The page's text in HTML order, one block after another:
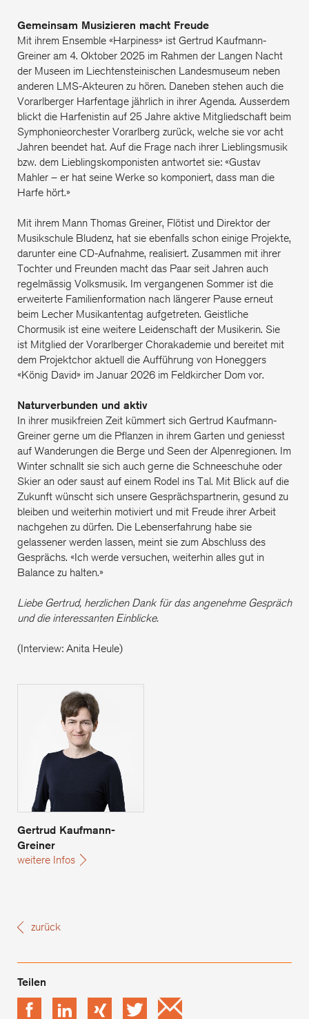
Gemeinsam Musizieren macht Freude
Mit ihrem Ensemble «Harpiness» ist Gertrud Kaufmann-
Greiner am 4. Oktober 2025 im Rahmen der Langen Nacht
der Museen im Liechtensteinischen Landesmuseum neben
anderen LMS-Akteuren zu hören. Daneben stehen auch die
Vorarlberger Harfentage jährlich in ihrer Agenda. Ausserdem
blickt die Harfenistin auf 25 Jahre aktive Mitgliedschaft beim
Symphonieorchester Vorarlberg zurück, welche sie vor acht
Jahren beendet hat. Auf die Frage nach ihrer Lieblingsmusik
bzw. dem Lieblingskomponisten antwortet sie: «Gustav
Mahler – er hat seine Werke so komponiert, dass man die
Harfe hört.»
Mit ihrem Mann Thomas Greiner, Flötist und Direktor der
Musikschule Bludenz, hat sie ebenfalls schon einige Projekte,
darunter eine CD-Aufnahme, realisiert. Zusammen mit ihrer
Tochter und Freunden macht das Paar seit Jahren auch
regelmässig Volksmusik. Im vergangenen Sommer ist die
erweiterte Familienformation nach längerer Pause erneut
beim Lecher Musikantentag aufgetreten. Geistliche
Chormusik ist eine weitere Leidenschaft der Musikerin. Sie
ist Mitglied der Vorarlberger Chorakademie und bereitet mit
dem Projektchor aktuell die Aufführung von Honeggers
«König David» im Januar 2026 im Feldkircher Dom vor.
Naturverbunden und aktiv
In ihrer musikfreien Zeit kümmert sich Gertrud Kaufmann-
Greiner gerne um die Pflanzen in ihrem Garten und geniesst
auf Wanderungen die Berge und Seen der Alpenregionen. Im
Winter schnallt sie sich auch gerne die Schneeschuhe oder
Skier an oder saust auf einem Rodel ins Tal. Mit Blick auf die
Zukunft wünscht sich unsere Gesprächspartnerin, gesund zu
bleiben und weiterhin motiviert und mit Freude ihrer Arbeit
nachgehen zu dürfen. Die Lebenserfahrung habe sie
gelassener werden lassen, meint sie zum Abschluss des
Gesprächs. «Ich werde versuchen, weiterhin alles gut in
Balance zu halten.»
Liebe Gertrud, herzlichen Dank für das angenehme Gespräch
und die interessanten Einblicke.
(Interview: Anita Heule)
Gertrud Kaufmann-Greiner
Gertrud Kaufmann-
Greiner
weitere Infos
zurück
Facebook LinkedIn xing Twitter